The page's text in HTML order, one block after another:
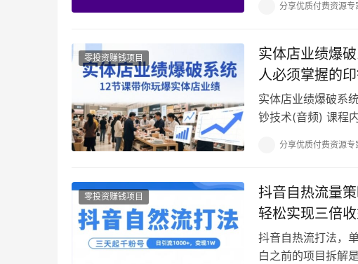
分享优质付费资源专
零投资赚钱项目
实体店业绩爆
人必须掌握的
实体店业绩爆破系
钞技术(音频) 课程
分享优质付费资源专
零投资赚钱项目
抖音自热流量
轻松实现三倍
抖音自热流打法，
白之前的项目拆解